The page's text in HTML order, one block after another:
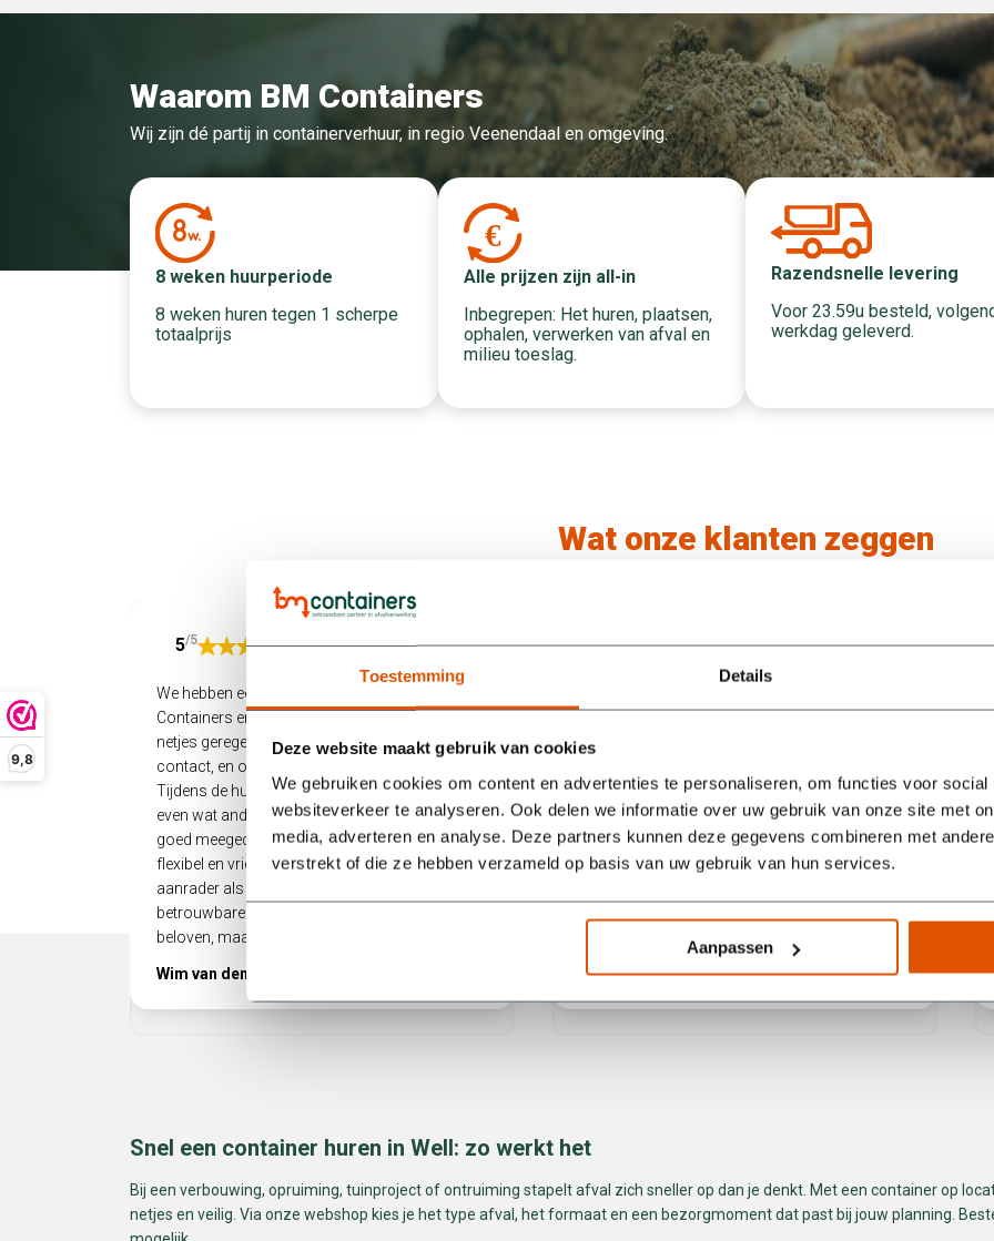
Toestemming Details
Deze website maakt gebruik van cookies
We gebruiken cookies om content en advertenties te personaliseren, om functies voor social
websiteverkeer te analyseren. Ook delen we informatie over uw gebruik van onze site met
media, adverteren en analyse. Deze partners kunnen deze gegevens combineren met
verstrekt of die ze hebben verzameld op basis van uw gebruik van hun services.
Aanpassen
9,8
Waarom BM Containers
Wij zijn dé partij in containerverhuur, in regio Veenendaal en omgeving.
8 weken huurperiode
8 weken huren tegen 1 scherpe
totaalprijs
Alle prijzen zijn all-in
Inbegrepen: Het huren, plaatsen,
ophalen, verwerken van afval en
milieu toeslag.
Razendsnelle levering
Voor 23.59u besteld,
werkdag geleverd.
Wat onze klanten zeggen
5/5
We hebben een container gehuurd bij BM
Containers en zijn supertevreden. Alles werd
netjes geregeld: snel geleverd, makkelijk
contact, en ook het ophalen verliep soepel.
Tijdens de huurperiode liep het bij ons allemaal
even wat anders dan gepland, maar er werd
goed meegedacht. Heel prettig als een bedrijf zo
flexibel en vriendelijk met je omgaat! Echt een
aanrader als je op zoek bent naar een
betrouwbare partij die niet alleen doet wat ze
beloven, maar ook nog eens meedenkt.
Wim van den Berg
5
Ook werden mijn vragen snel beantwoord. Als
mensen zijn.
Blauwe Willem
Snel een container huren in Well: zo werkt het
Bij een verbouwing, opruiming, tuinproject of ontruiming stapelt afval zich sneller op dan je denkt. Met een container op
netjes en veilig. Via onze webshop kies je het type afval, het formaat en een bezorgmoment dat past bij jouw planning.